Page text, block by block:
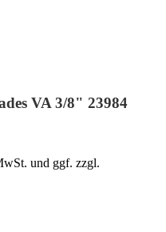
VA 3/8" 23984
und ggf. zzgl.